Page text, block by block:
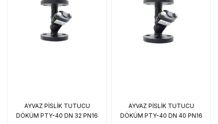
AYVAZ PİSLİK TUTUCU
DÖKÜM PTY-40 DN 32 PN16
AYVAZ PİSLİK TUTUCU
DÖKÜM PTY-40 DN 40 PN16